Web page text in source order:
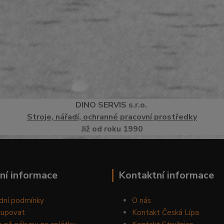
DINO SERVIS s.r.o.
Stroje, nářadí, ochranné pracovní prostředky
Již od roku 1990
informace
podmínky
Kontaktní informace
O nás
Kontakt Česká Lípa